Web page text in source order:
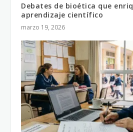
Debates de bioética que
aprendizaje científico
marzo 19, 2026